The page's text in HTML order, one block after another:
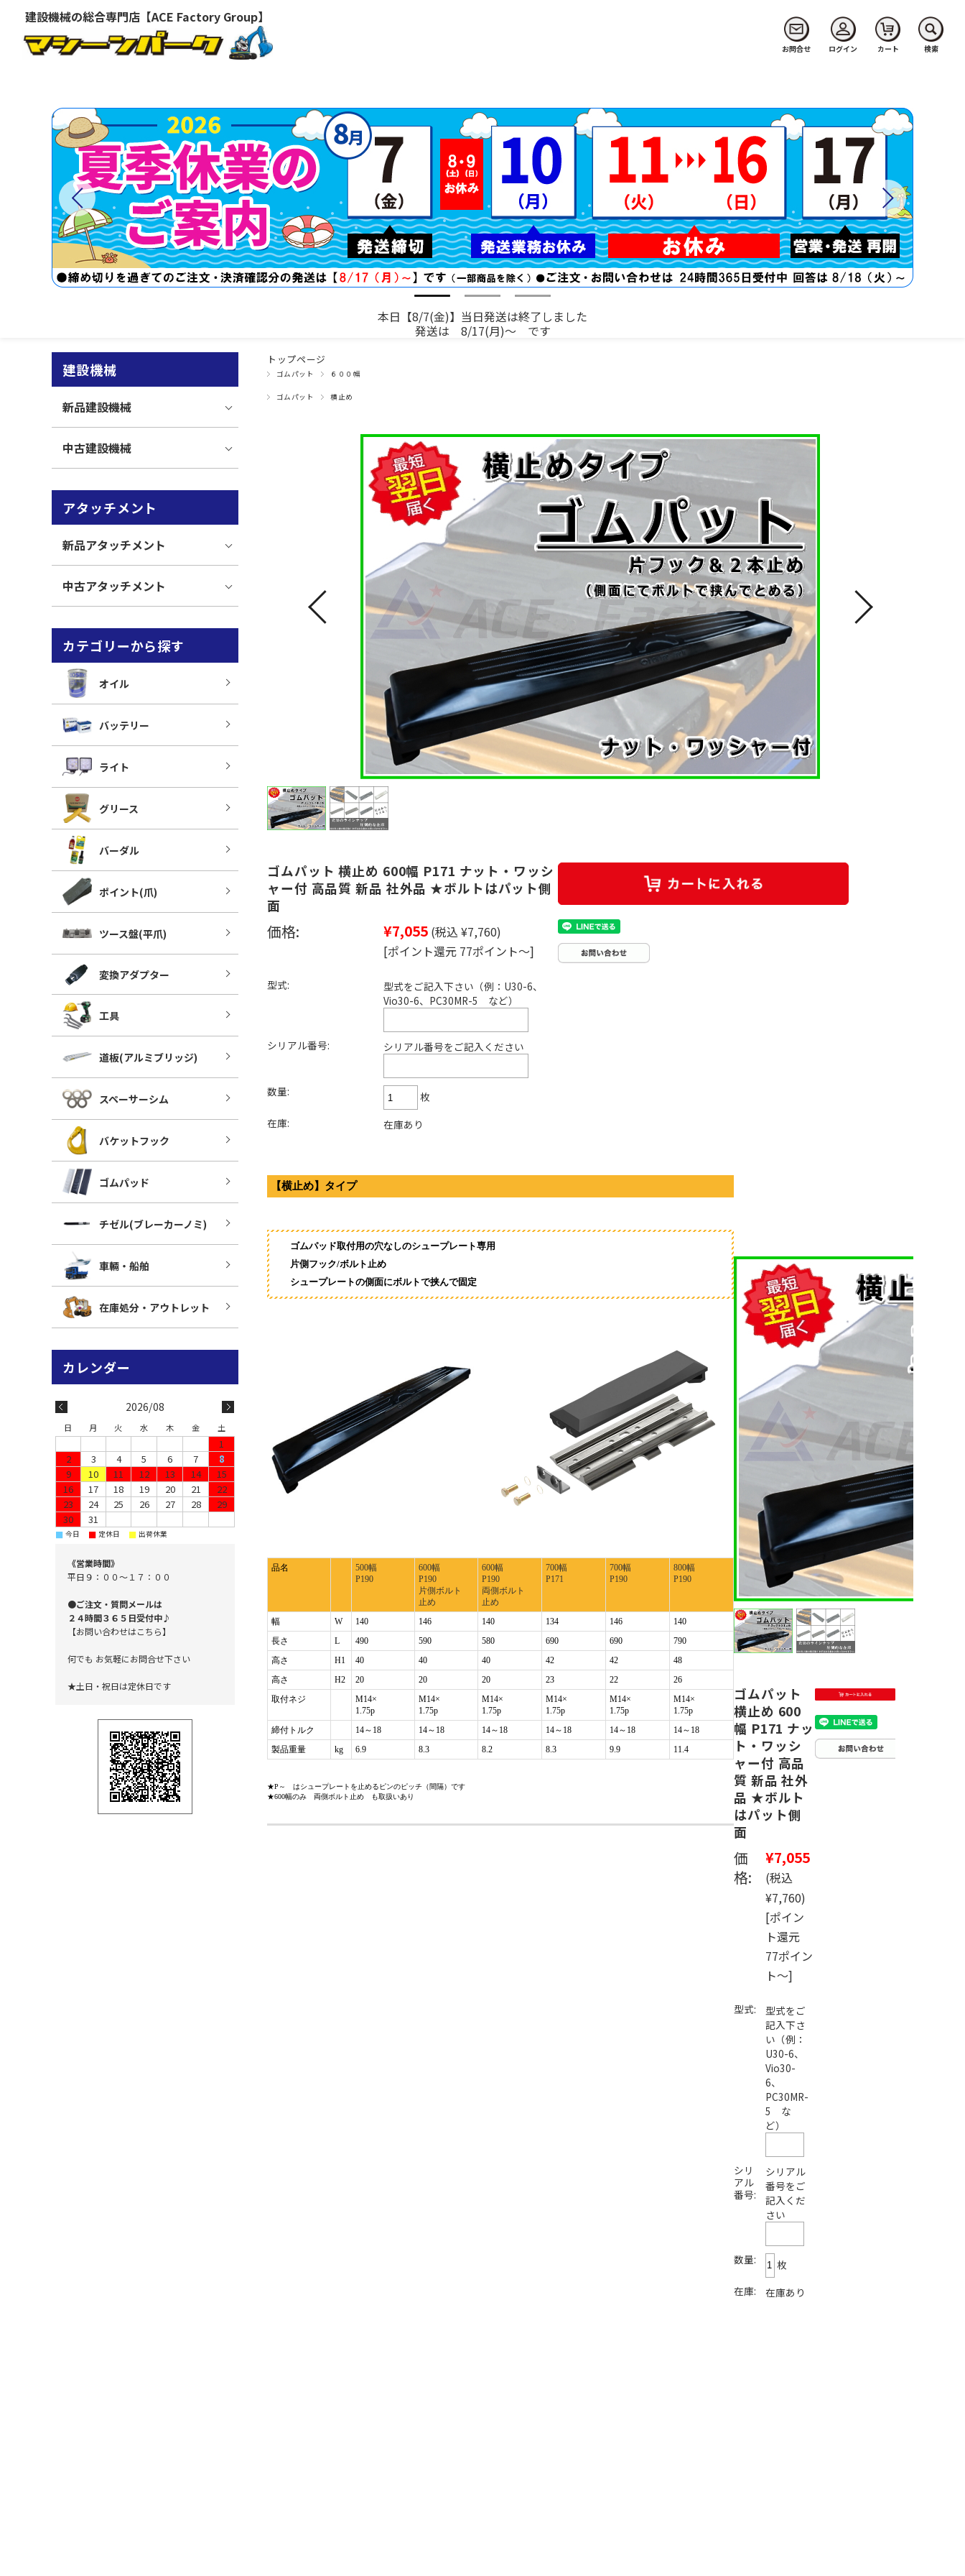
建設機械の総合専門店【ACE Factory Group】
お問合せ ログイン カート 検索
本日【8/7(金)】当日発送は終了しました
発送は 8/17(月)～ です
トップページ
ゴムパット ６００幅
ゴムパット 横止め
ゴムパット 横止め 600幅 P171 ナット・ワッシ
ャー付 高品質 新品 社外品 ★ボルトはパット側
面
価格: ¥7,055 (税込 ¥7,760)
[ポイント還元 77ポイント～]
型式:
型式をご記入下さい（例：U30-6、
Vio30-6、PC30MR-5 など）
シリアル番号: シリアル番号をご記入ください
数量:
枚
在庫:
在庫あり
【横止め】タイプ
ゴムパッド取付用の穴なしのシュープレート専用
片側フック/ボルト止め
シュープレートの側面にボルトで挟んで固定
品名
500幅
P190
600幅
P190
片側ボルト
止め
600幅
P190
両側ボルト
止め
700幅
P171
700幅
P190
800幅
P190
幅 W 140 146 140 134 146
140
長さ
L 490 590 580 690 690
790
高さ
H1 40 40 40 42 42
48
高さ
H2 20 20 20 23 22
26
取付ネジ
M14×
1.75p
M14×
1.75p
M14×
1.75p
M14×
1.75p
M14×
1.75p
M14×
1.75p
締付トルク
14～18 14～18 14～18 14～18 14～18
14～18
製品重量
kg 6.9 8.3 8.2 8.3 9.9 11.4
★P～ はシュープレートを止めるピンのピッチ（間隔）です
★600幅のみ 両側ボルト止め も取扱いあり
ゴムパット
横止め 600
幅 P171 ナッ
ト・ワッシ
ャー付 高品
質 新品 社外
品 ★ボルト
はパット側
面
価
格:
¥7,055
(税込
¥7,760)
[ポイン
ト還元
77ポイン
ト～]
型式:
型式をご
記入下さ
い（例：
U30-6、
Vio30-
6、
PC30MR-
5 な
ど）
シリ
アル
番号:
シリアル
番号をご
記入くだ
さい
数量:
枚
在庫:
在庫あり
建設機械
新品建設機械
中古建設機械
アタッチメント
新品アタッチメント
中古アタッチメント
カテゴリーから探す
オイル
バッテリー
ライト
グリース
バーダル
ポイント(爪)
ツース盤(平爪)
変換アダプター
工具
道板(アルミブリッジ)
スペーサーシム
バケットフック
ゴムパッド
チゼル(ブレーカーノミ)
車輛・船舶
在庫処分・アウトレット
2026/08
日 月 火 水 木 金 土
1
2
3 4 5 6 7
8
9
10 11 12 13 14
15
16
17 18 19 20 21
22
23
24 25 26 27 28
29
30
31
■ 今日 ■ 定休日 ■ 出荷休業
《営業時間》
平日９：００～１７：００
●ご注文・質問メールは
２４時間３６５日受付中♪
【お問い合わせはこちら】
何でも お気軽にお問合せ下さい
★土日・祝日は定休日です